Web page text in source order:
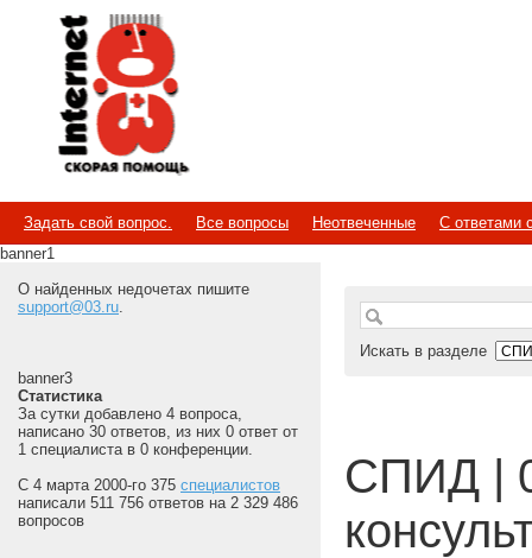
Internet
Скорая помощь
Задать свой вопрос. Все вопросы Неотвеченные
С ответами
banner1
О найденных недочетах пишите
support@03.ru.
banner3
Статистика
За сутки добавлено 4 вопроса,
написано 30 ответов, из них 0 ответ от
1 специалиста в 0 конференции.
С 4 марта 2000-го 375 специалистов
написали 511 756 ответов на 2 329 486
вопросов
Искать в разделе
СПИД |